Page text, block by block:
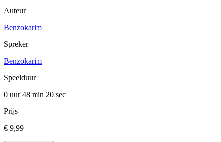
Auteur
Benzokarim
Spreker
Benzokarim
Speelduur
0 uur 48 min 20 sec
Prijs
€ 9,99